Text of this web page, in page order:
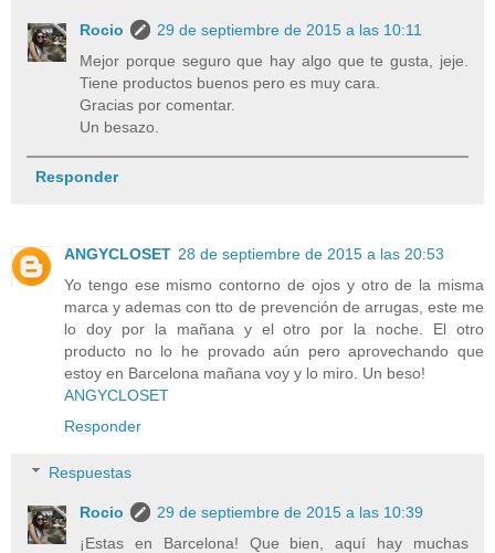
Rocio
29 de septiembre de 2015 a las 10:11
Mejor porque seguro que hay algo que te gusta, jeje.
Tiene productos buenos pero es muy cara.
Gracias por comentar.
Un besazo.
Responder
ANGYCLOSET 28 de septiembre de 2015 a las 20:53
Yo tengo ese mismo contorno de ojos y otro de la misma
marca y ademas con tto de prevención de arrugas, este me
lo doy por la mañana y el otro por la noche. El otro
producto no lo he provado aún pero aprovechando que
estoy en Barcelona mañana voy y lo miro. Un beso!
ANGYCLOSET
Responder
Respuestas
Rocio
29 de septiembre de 2015 a las 10:39
¡Estas en Barcelona! Que bien, aquí hay muchas